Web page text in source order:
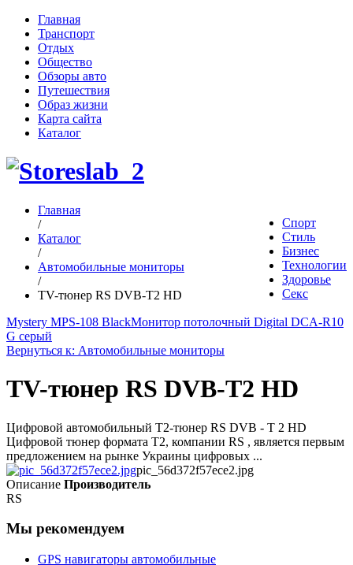
Главная
Транспорт
Отдых
Общество
Обзоры авто
Путешествия
Образ жизни
Карта сайта
Каталог
Спорт
Стиль
Бизнес
Технологии
Здоровье
Секс
Главная
/
Каталог
/
Автомобильные мониторы
/
TV-тюнер RS DVB-T2 HD
Mystery MPS-108 BlackМонитор потолочный Digital DCA-R10
G серый
Вернуться к: Автомобильные мониторы
TV-тюнер RS DVB-T2 HD
Цифровой автомобильный Т2-тюнер RS DVB - T 2 HD
Цифровой тюнер формата Т2, компании RS , является первым
предложением на рынке Украины цифровых ...
pic_56d372f57ece2.jpg
Описание Производитель
RS
Мы рекомендуем
GPS навигаторы автомобильные